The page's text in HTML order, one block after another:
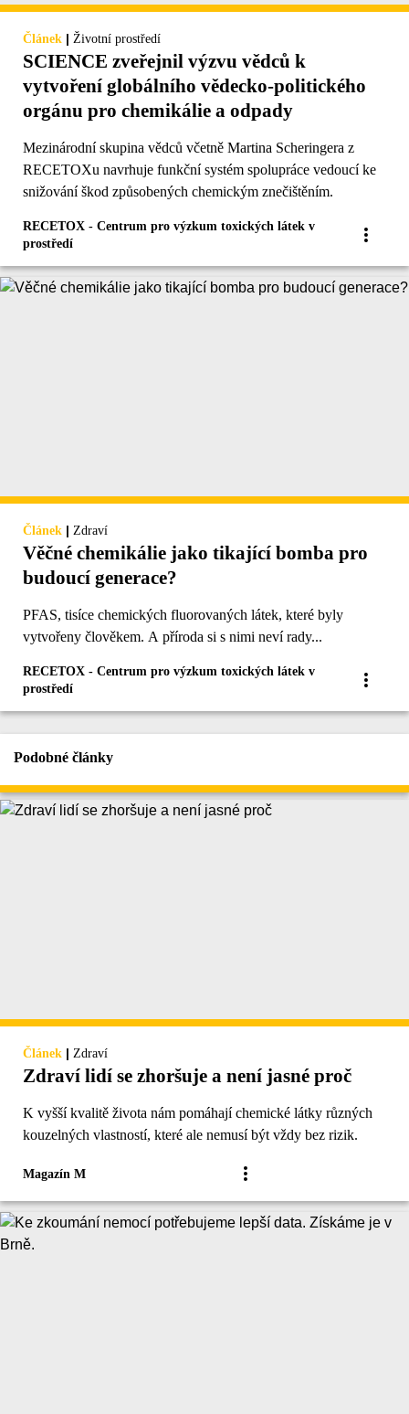
Článek | Životní prostředí
SCIENCE zveřejnil výzvu vědců k
vytvoření globálního vědecko-politického
orgánu pro chemikálie a odpady
Mezinárodní skupina vědců včetně Martina Scheringera z
RECETOXu navrhuje funkční systém spolupráce vedoucí ke
snižování škod způsobených chemickým znečištěním.
RECETOX - Centrum pro výzkum toxických látek v
prostředí
Článek | Zdraví
Věčné chemikálie jako tikající bomba pro
budoucí generace?
PFAS, tisíce chemických fluorovaných látek, které byly
vytvořeny člověkem. A příroda si s nimi neví rady...
RECETOX - Centrum pro výzkum toxických látek v
prostředí
Podobné články
Článek | Zdraví
Zdraví lidí se zhoršuje a není jasné proč
K vyšší kvalitě života nám pomáhají chemické látky různých
kouzelných vlastností, které ale nemusí být vždy bez rizik.
Magazín M